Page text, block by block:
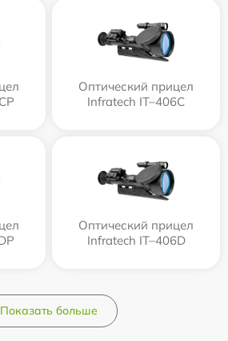
Оптический прицел
Infratech IT–406С
Оптический прицел
Infratech IT–406D
Показать больше